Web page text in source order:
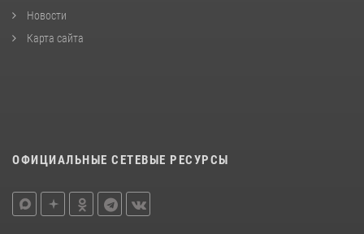
Новости
Карта сайта
ОФИЦИАЛЬНЫЕ СЕТЕВЫЕ РЕСУРСЫ